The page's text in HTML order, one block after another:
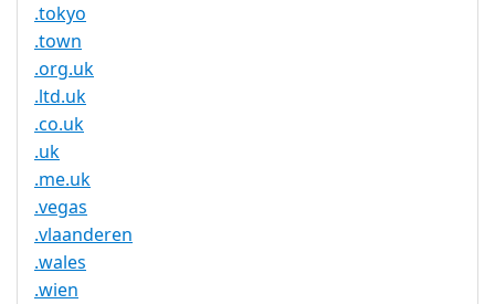
.tokyo
.town
.org.uk
.ltd.uk
.co.uk
.uk
.me.uk
.vegas
.vlaanderen
.wales
.wien